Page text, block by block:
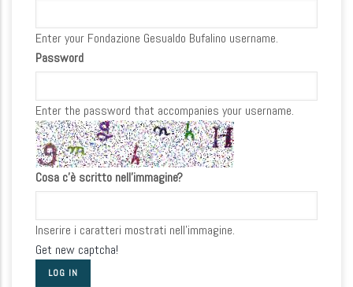
Enter your Fondazione Gesualdo Bufalino username.
Password
Enter the password that accompanies your username.
Cosa c'è scritto nell'immagine?
Inserire i caratteri mostrati nell'immagine.
Get new captcha!